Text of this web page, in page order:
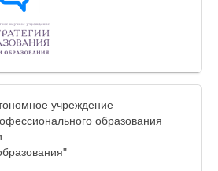
учреждение
образования